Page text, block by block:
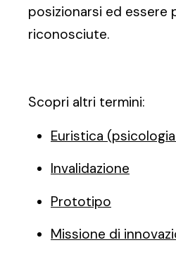
posizionarsi ed essere
riconosciute.
Scopri altri termini:
Euristica
Invalidazione
Prototipo
Missione di